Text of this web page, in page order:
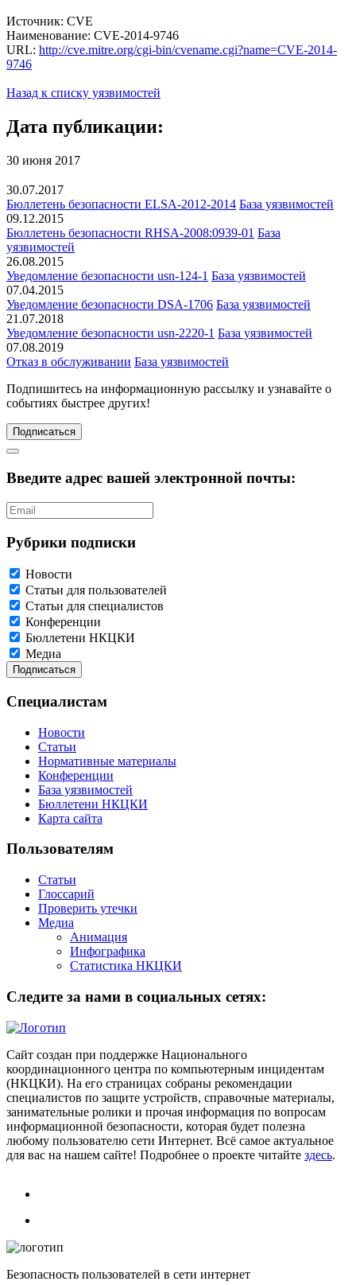
Источник: CVE
Наименование: CVE-2014-9746
URL: http://cve.mitre.org/cgi-bin/cvename.cgi?name=CVE-2014-
9746
Назад к списку уязвимостей
Дата публикации:
30 июня 2017
30.07.2017
Бюллетень безопасности ELSA-2012-2014 База уязвимостей
09.12.2015
Бюллетень безопасности RHSA-2008:0939-01 База
уязвимостей
26.08.2015
Уведомление безопасности usn-124-1 База уязвимостей
07.04.2015
Уведомление безопасности DSA-1706 База уязвимостей
21.07.2018
Уведомление безопасности usn-2220-1 База уязвимостей
07.08.2019
Отказ в обслуживании База уязвимостей
Подпишитесь на информационную рассылку и узнавайте о
событиях быстрее других!
Подписаться
Введите адрес вашей электронной почты:
Рубрики подписки
Новости
Статьи для пользователей
Статьи для специалистов
Конференции
Бюллетени НКЦКИ
Медиа
Специалистам
Новости
Статьи
Нормативные материалы
Конференции
База уязвимостей
Бюллетени НКЦКИ
Карта сайта
Пользователям
Статьи
Глоссарий
Проверить утечки
Медиа
Анимация
Инфографика
Статистика НКЦКИ
Следите за нами в социальных сетях:
Сайт создан при поддержке Национального
координационного центра по компьютерным инцидентам
(НКЦКИ). На его страницах собраны рекомендации
специалистов по защите устройств, справочные материалы,
занимательные ролики и прочая информация по вопросам
информационной безопасности, которая будет полезна
любому пользователю сети Интернет. Всё самое актуальное
для вас на нашем сайте! Подробнее о проекте читайте здесь.
Безопасность пользователей в сети интернет